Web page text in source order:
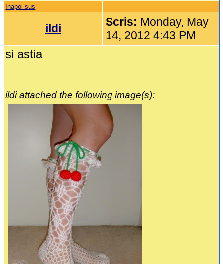
Inapoi sus
ildi Scris: Monday, May
14, 2012 4:43 PM
si astia
ildi attached the following image(s):